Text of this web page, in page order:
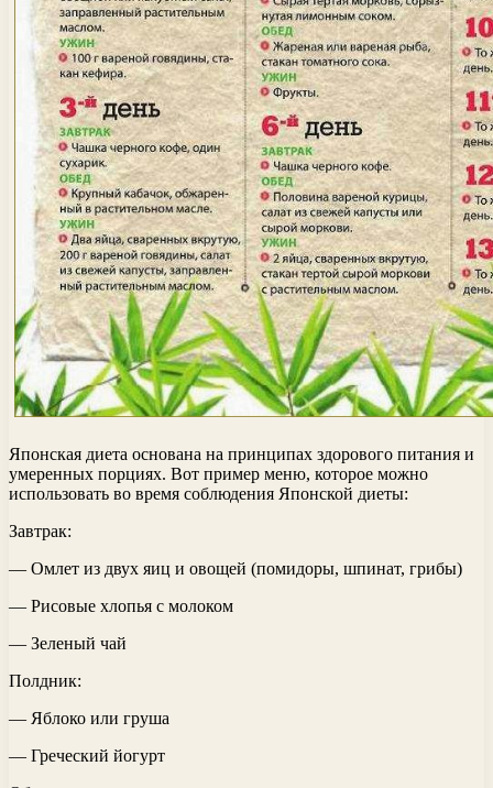
Японская диета основана на принципах здорового питания и
умеренных порциях. Вот пример меню, которое можно
использовать во время соблюдения Японской диеты:
Завтрак:
— Омлет из двух яиц и овощей (помидоры, шпинат, грибы)
— Рисовые хлопья с молоком
— Зеленый чай
Полдник:
— Яблоко или груша
— Греческий йогурт